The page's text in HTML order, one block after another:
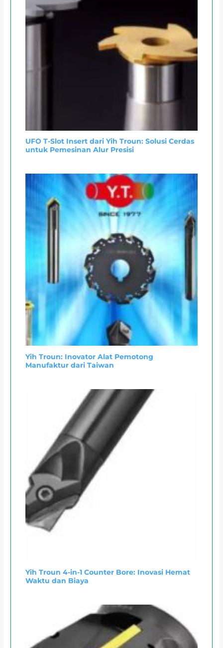
UFO T-Slot Insert dari Yih Troun: Solusi Cerdas
untuk Pemesinan Alur Presisi
Yih Troun: Inovator Alat Pemotong
Manufaktur dari Taiwan
Yih Troun 4-in-1 Counter Bore: Inovasi Hemat
Waktu dan Biaya